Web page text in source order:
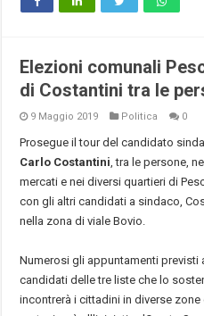
Elezioni comunali
di Costantini tra le
9 Maggio 2019 Politica 0
Prosegue il tour del candidato
Carlo Costantini , tra le persone,
mercati e nei diversi quartieri di
con gli altri candidati a sindaco,
nella zona di viale Bovio.
Numerosi gli appuntamenti previsti
candidati delle tre liste che lo
incontrerà i cittadini in diverse zone